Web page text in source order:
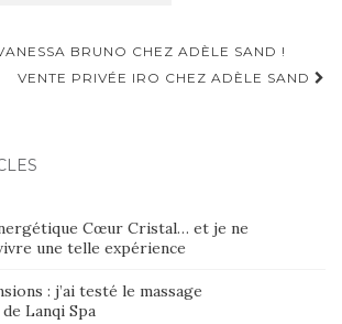
BRUNO CHEZ ADÈLE SAND !
VENTE PRIVÉE IRO CHEZ ADÈLE SAND
Cœur Cristal… et je ne
une telle expérience
: j’ai testé le massage
Lanqi Spa